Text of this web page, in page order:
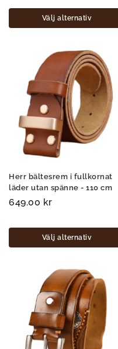
Välj alternativ
Herr bältesrem i fullkornat
läder utan spänne - 110 cm
649.00 kr
Välj alternativ